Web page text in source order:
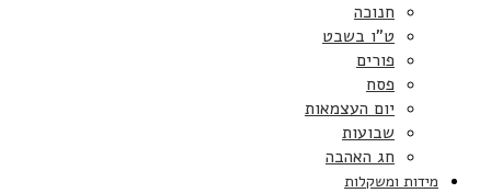
חנוכה
ט”ו בשבט
פורים
פסח
יום העצמאות
שבועות
חג האהבה
מידות ומשקלות